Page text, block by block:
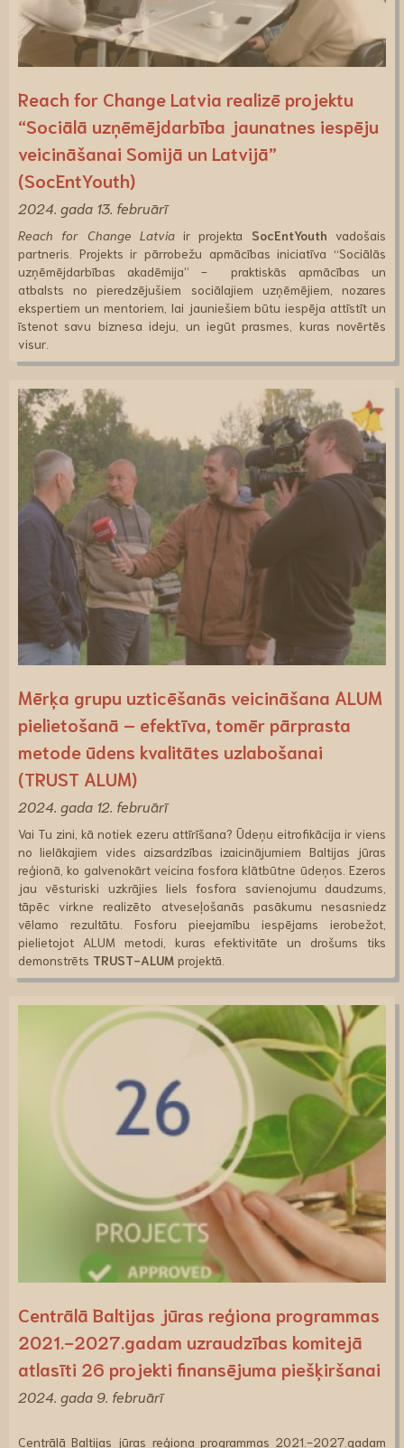
Reach for Change Latvia realizē projektu
“Sociālā uzņēmējdarbība jaunatnes iespēju
veicināšanai Somijā un Latvijā”
(SocEntYouth)
2024. gada 13. februārī
Reach for Change Latviair projekta SocEntYouth vadošais
partneris. Projekts ir pārrobežu apmācības iniciatīva “Sociālās
uzņēmējdarbības akadēmija” - praktiskās apmācības un
atbalsts no pieredzējušiem sociālajiem uzņēmējiem, nozares
ekspertiem un mentoriem, lai jauniešiem būtu iespēja attīstīt un
īstenot savu biznesa ideju, un iegūt prasmes, kuras novērtēs
visur.
Mērķa grupu uzticēšanās veicināšana ALUM
pielietošanā – efektīva, tomēr pārprasta
metode ūdens kvalitātes uzlabošanai
(TRUST ALUM)
2024. gada 12. februārī
Vai Tu zini, kā notiek ezeru attīrīšana? Ūdeņu eitrofikācija ir viens
no lielākajiem vides aizsardzības izaicinājumiem Baltijas jūras
reģionā, ko galvenokārt veicina fosfora klātbūtne ūdeņos. Ezeros
jau vēsturiski uzkrājies liels fosfora savienojumu daudzums,
tāpēc virkne realizēto atveseļošanās pasākumu nesasniedz
vēlamo rezultātu. Fosforu pieejamību iespējams ierobežot,
pielietojot ALUM metodi, kuras efektivitāte un drošums tiks
demonstrēts TRUST-ALUM projektā.
Centrālā Baltijas jūras reģiona programmas
2021.-2027.gadam uzraudzības komitejā
atlasīti 26 projekti finansējuma piešķiršanai
2024. gada 9. februārī
Centrālā Baltijas jūras reģiona programmas 2021.-2027.gadam